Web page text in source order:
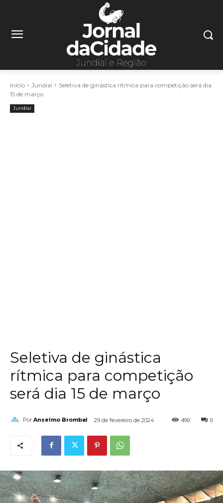
Início Jundiaí
Seletiva de ginástica rítmica para competição será dia
15 de março
Jundiaí
Seletiva de ginástica
rítmica para competição
será dia 15 de março
Por Anselmo Brombal 29 de fevereiro de 2024 0
490